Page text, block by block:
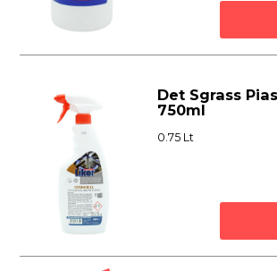
Det Sgrass
750ml
0.75 Lt